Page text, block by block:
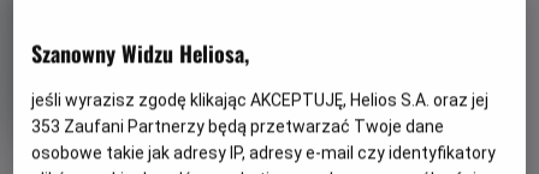
Filmowe Poranki: Bob
Budowniczy, cz. 3
Gatunek
Animowany
Czas
85 min
Szanowny Widzu Heliosa,
jeśli wyrazisz zgodę klikając AKCEPTUJĘ, Helios S.A. oraz jej
353 Zaufani Partnerzy będą przetwarzać Twoje dane
osobowe takie jak adresy IP, adresy e-mail czy identyfikatory